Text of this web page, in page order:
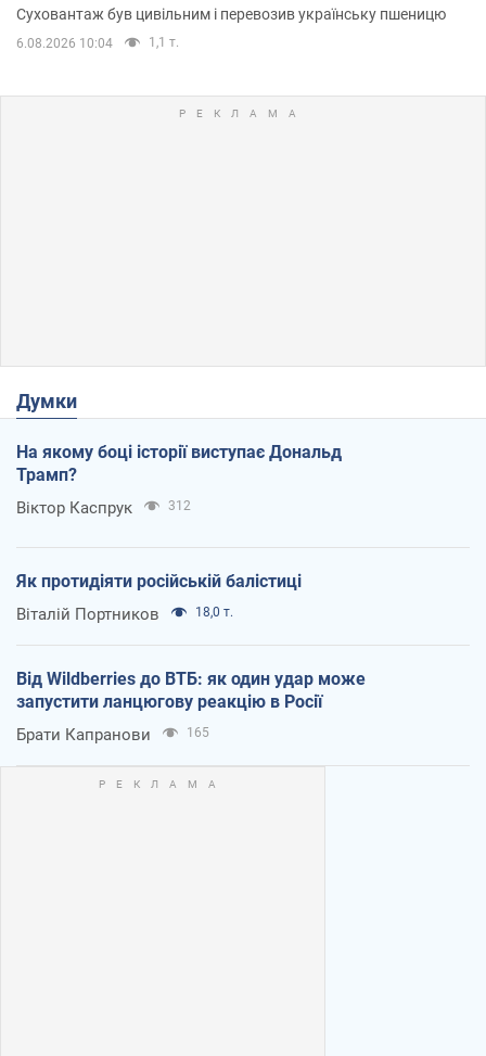
Суховантаж був цивільним і перевозив українську пшеницю
6.08.2026 10:04 1,1 т.
Думки
На якому боці історії виступає Дональд
Трамп?
Віктор Каспрук 312
Як протидіяти російській балістиці
Віталій Портников 18,0 т.
Від Wildberries до ВТБ: як один удар може
запустити ланцюгову реакцію в Росії
Брати Капранови 165